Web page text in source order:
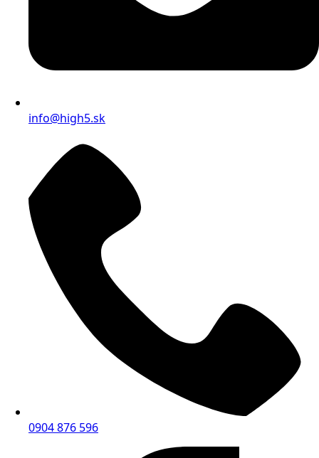
info@high5.sk
0904 876 596